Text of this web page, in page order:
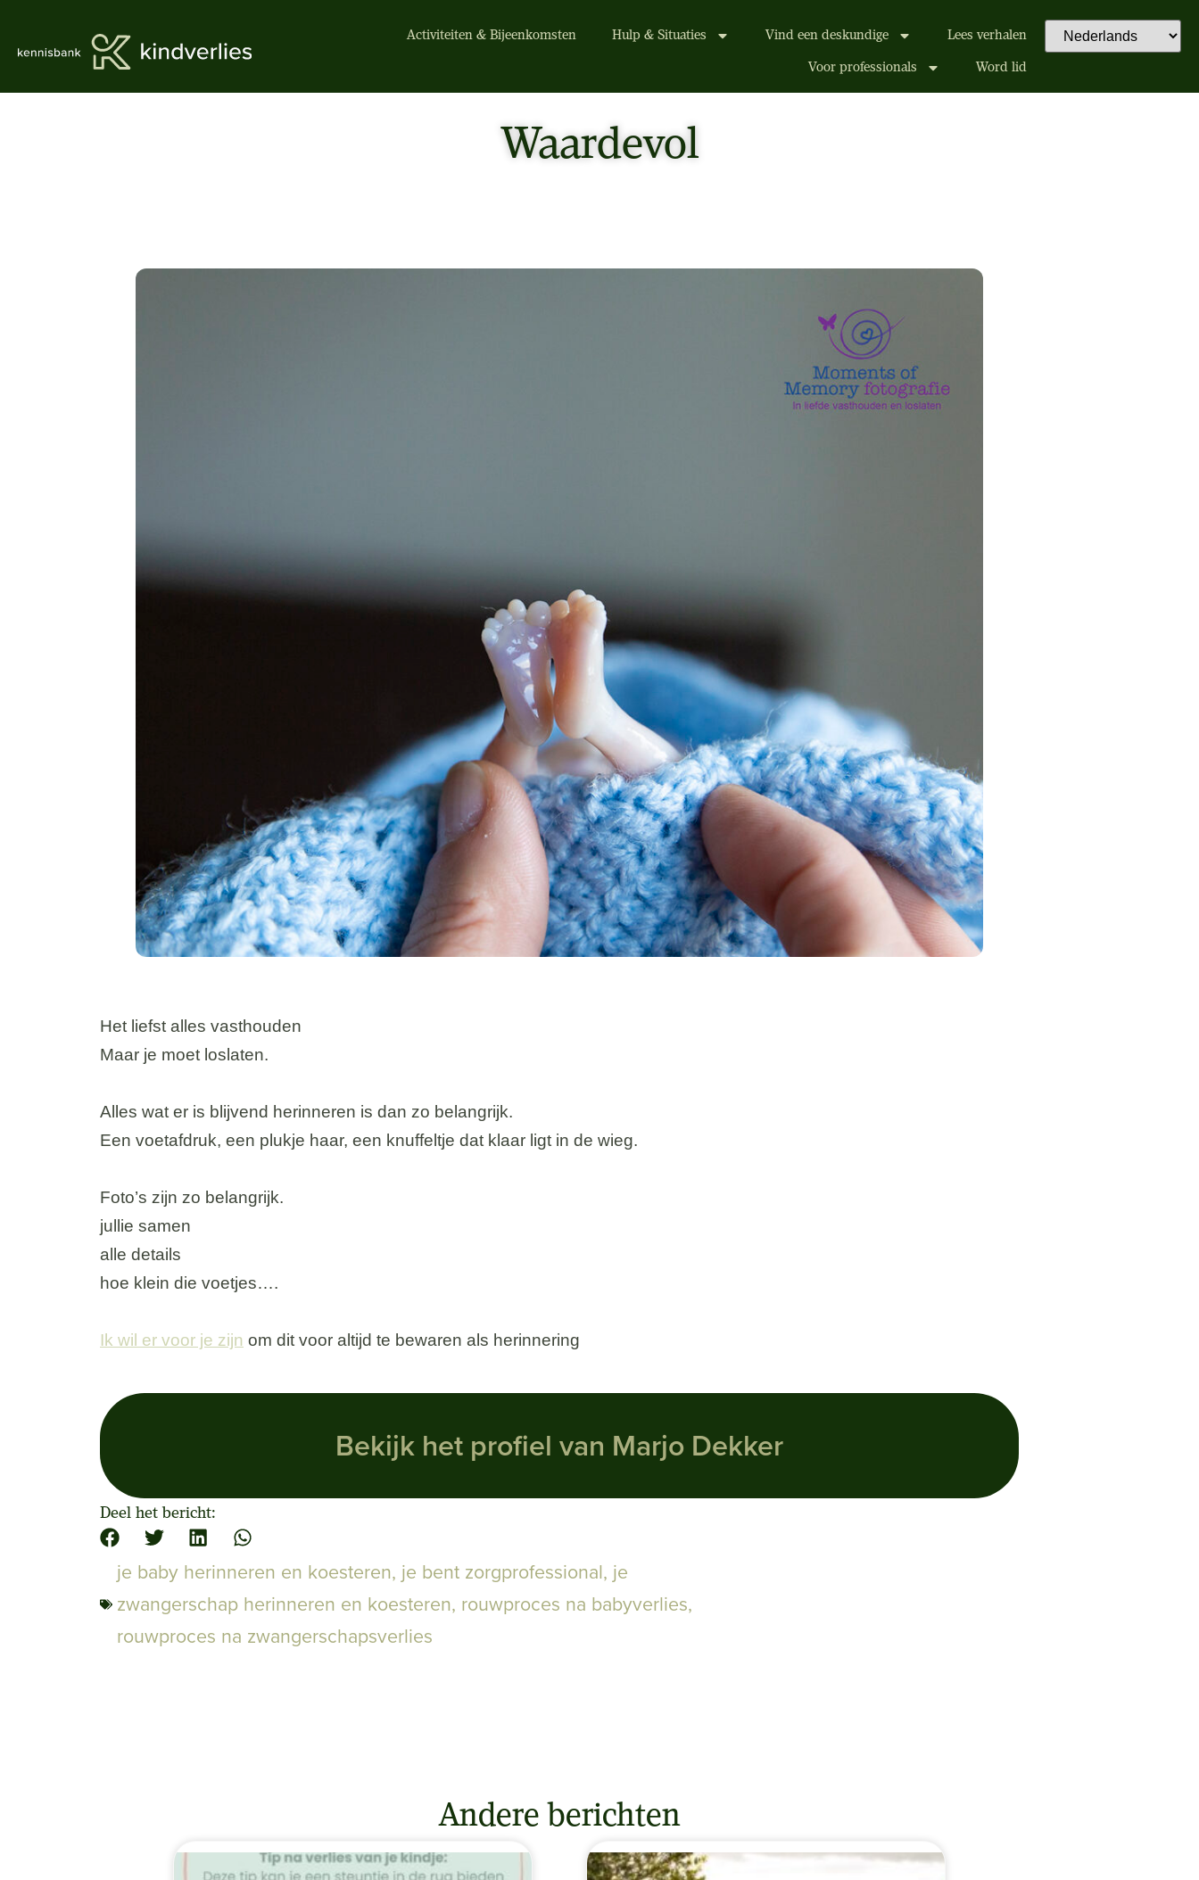
Activiteiten & Bijeenkomsten Hulp & Situaties Vind een deskundige Lees verhalen
Voor professionals Word lid
Waardevol
Het liefst alles vasthouden
Maar je moet loslaten.
Alles wat er is blijvend herinneren is dan zo belangrijk.
Een voetafdruk, een plukje haar, een knuffeltje dat klaar ligt in de wieg.
Foto’s zijn zo belangrijk.
jullie samen
alle details
hoe klein die voetjes….
Ik wil er voor je zijn om dit voor altijd te bewaren als herinnering
Bekijk het profiel van Marjo Dekker
Deel het bericht:
je baby herinneren en koesteren, je bent zorgprofessional, je
zwangerschap herinneren en koesteren, rouwproces na babyverlies,
rouwproces na zwangerschapsverlies
Andere berichten